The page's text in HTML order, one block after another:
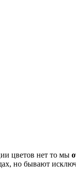
цветов нет то мы
но бывают